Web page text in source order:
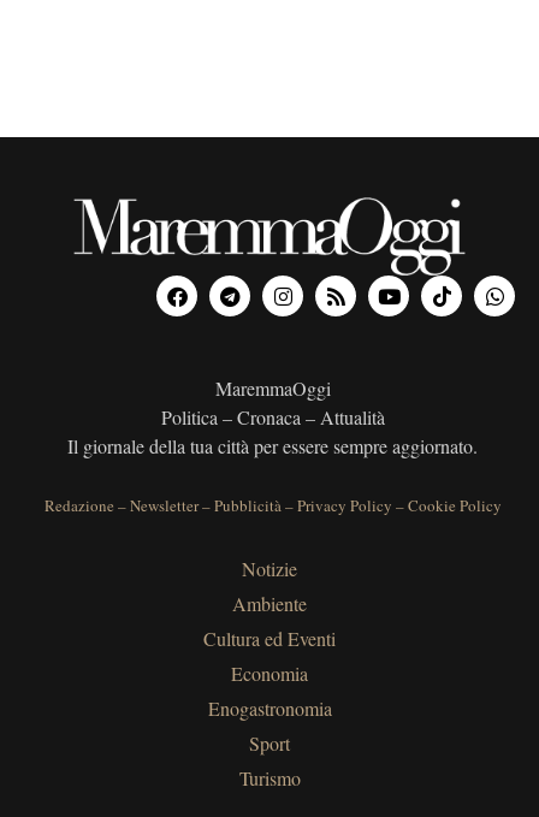
MaremmaOggi
Politica – Cronaca – Attualità
Il giornale della tua città per essere sempre aggiornato.
Redazione –Newsletter–Pubblicità–Privacy Policy –Cookie Policy
Notizie
Ambiente
Cultura ed Eventi
Economia
Enogastronomia
Sport
Turismo